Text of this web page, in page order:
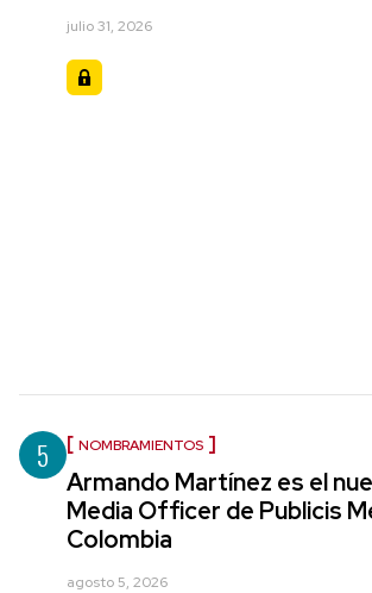
julio 31, 2026
5 NOMBRAMIENTOS
Armando Martínez es el
Media Officer de Publicis
Colombia
agosto 5, 2026